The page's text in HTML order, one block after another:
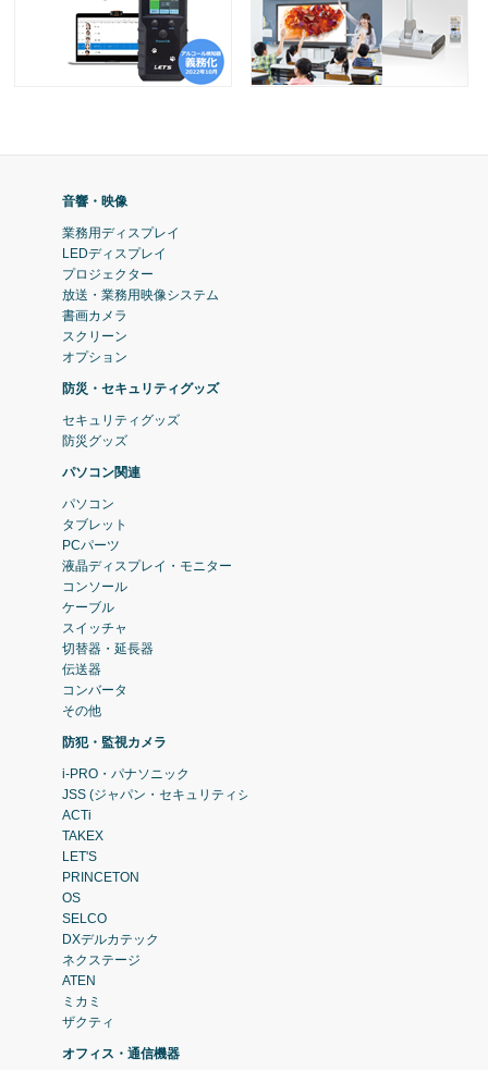
音響・映像
業務用ディスプレイ
LEDディスプレイ
プロジェクター
放送・業務用映像システム
書画カメラ
スクリーン
オプション
防災・セキュリティグッズ
セキュリティグッズ
防災グッズ
パソコン関連
パソコン
タブレット
PCパーツ
液晶ディスプレイ・モニター
コンソール
ケーブル
スイッチャ
切替器・延長器
伝送器
コンバータ
その他
防犯・監視カメラ
i-PRO・パナソニック
JSS (ジャパン・セキュリティシステム)
ACTi
TAKEX
LET'S
PRINCETON
OS
SELCO
DXデルカテック
ネクステージ
ATEN
ミカミ
ザクティ
オフィス・通信機器